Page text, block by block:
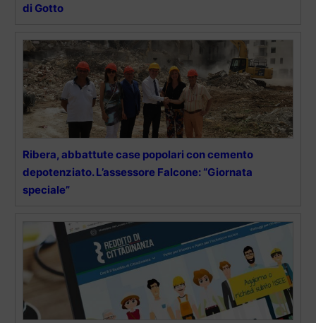
di Gotto
Ribera, abbattute case popolari con cemento
depotenziato. L’assessore Falcone: “Giornata
speciale”